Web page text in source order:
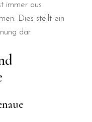
immer aus
Dies stellt ein
dar.